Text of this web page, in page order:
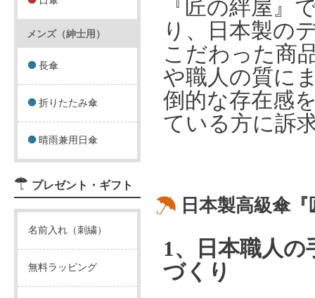
メンズ（紳士用）
長傘
折りたたみ傘
晴雨兼用日傘
プレゼント・ギフト
名前入れ（刺繍）
無料ラッピング
『匠の絆屋』
り、日本製の
こだわった商
や職人の質に
倒的な存在感
ている方に訴
日本製高級傘
1、日本職人の
づくり